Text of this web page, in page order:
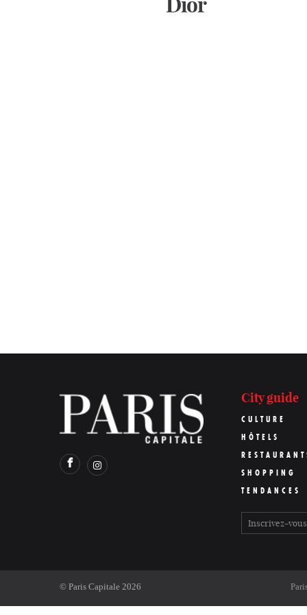
City guide
CULTURE
HÔTELS
SHOPPING
TENDANCES
© Paris Capitale 2026